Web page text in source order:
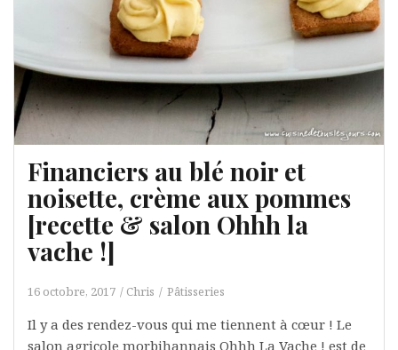
Financiers au blé noir et
noisette, crème aux pommes
[recette & salon Ohhh la
vache !]
16 octobre, 2017 Chris Pâtisseries
Il y a des rendez-vous qui me tiennent à cœur ! Le
salon agricole morbihannais Ohhh La Vache ! est de